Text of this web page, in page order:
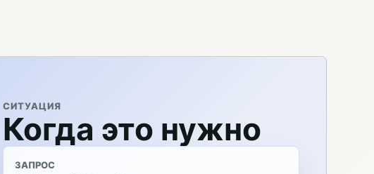
СИТУАЦИЯ
Когда это нужно
ЗАПРОС